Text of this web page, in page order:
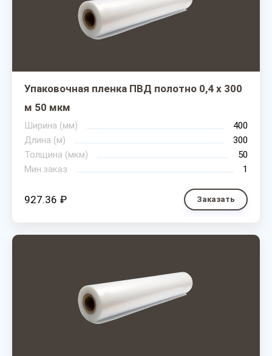
Упаковочная пленка ПВД полотно 0,4 х 300
м 50 мкм
Ширина (мм)
400
Длина (м)
300
Толщина (мкм)
50
Мин.заказ
1
927.36 ₽ Заказать